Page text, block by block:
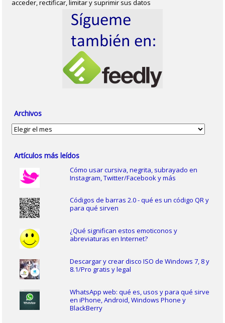
acceder, rectificar, limitar y suprimir sus datos
Archivos
Archivos
Artículos más leídos
Cómo usar cursiva, negrita, subrayado en
Instagram, Twitter/Facebook y más
Códigos de barras 2.0 - qué es un código QR y
para qué sirven
¿Qué significan estos emoticonos y
abreviaturas en Internet?
Descargar y crear disco ISO de Windows 7, 8 y
8.1/Pro gratis y legal
WhatsApp web: qué es, usos y para qué sirve
en iPhone, Android, Windows Phone y
BlackBerry